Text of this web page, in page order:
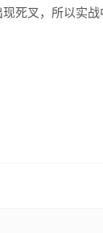
死叉，所以实